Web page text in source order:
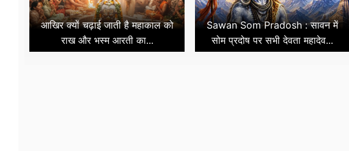
आखिर क्यों चढ़ाई जाती है महाकाल को
राख और भस्म आरती का...
Sawan Som Pradosh : सावन में
सोम प्रदोष पर सभी देवता महादेव...